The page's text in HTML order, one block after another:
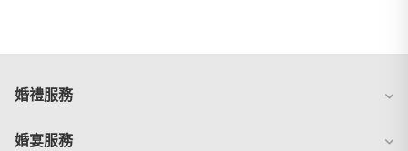
婚禮服務
婚宴服務